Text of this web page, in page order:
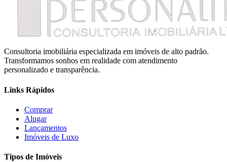
Consultoria imobiliária especializada em imóveis de alto padrão.
Transformamos sonhos em realidade com atendimento
personalizado e transparência.
Links Rápidos
Comprar
Alugar
Lançamentos
Imóveis de Luxo
Tipos de Imóveis